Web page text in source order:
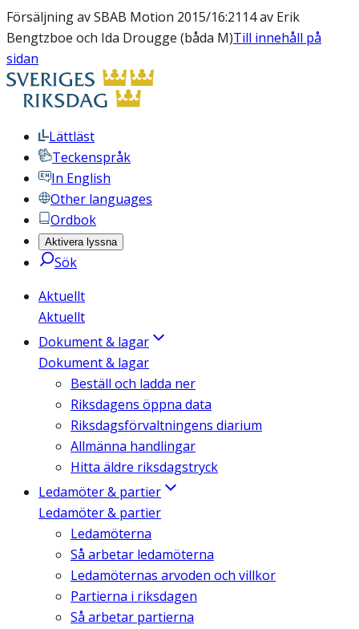
Försäljning av SBAB Motion 2015/16:2114 av Erik
Bengtzboe och Ida Drougge (båda M)Till innehåll på
sidan
Lättläst
Teckenspråk
In English
Other languages
Ordbok
Aktivera lyssna
Sök
Aktuellt
Aktuellt
Dokument & lagar
Dokument & lagar
Beställ och ladda ner
Riksdagens öppna data
Riksdagsförvaltningens diarium
Allmänna handlingar
Hitta äldre riksdagstryck
Ledamöter & partier
Ledamöter & partier
Ledamöterna
Så arbetar ledamöterna
Ledamöternas arvoden och villkor
Partierna i riksdagen
Så arbetar partierna